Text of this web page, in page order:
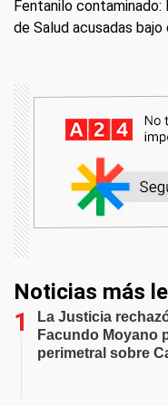
Fentanilo contaminado:
de Salud acusadas
Noticias más
La Justicia
Facundo Moyano
perimetral sobre